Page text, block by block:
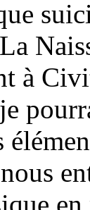
à